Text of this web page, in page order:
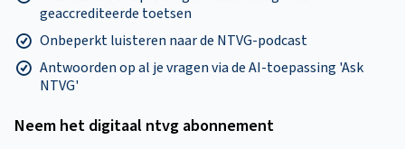
geaccrediteerde toetsen
Onbeperkt luisteren naar de NTVG-podcast
Antwoorden op al je vragen via de AI-toepassing 'Ask
NTVG'
Neem het digitaal ntvg abonnement